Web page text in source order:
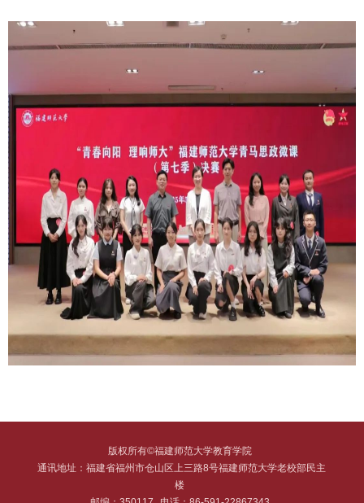
版权所有©福建师范大学教育学院
通讯地址：福建省福州市仓山区上三路8号福建师范大学老校部民主
楼